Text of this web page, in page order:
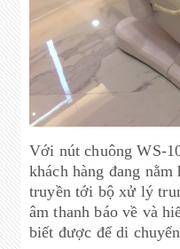
Với nút chuông WS-
khách hàng đang
truyền tới bộ xử lý
âm thanh báo về và
biết được để di